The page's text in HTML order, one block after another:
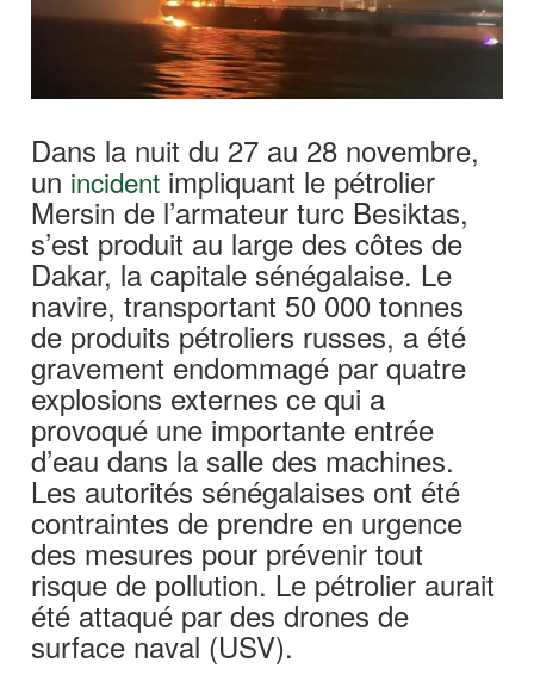
Dans la nuit du 27 au 28 novembre,
un incident impliquant le pétrolier
Mersin de l’armateur turc Besiktas,
s’est produit au large des côtes de
Dakar, la capitale sénégalaise. Le
navire, transportant 50 000 tonnes
de produits pétroliers russes, a été
gravement endommagé par quatre
explosions externes ce qui a
provoqué une importante entrée
d’eau dans la salle des machines.
Les autorités sénégalaises ont été
contraintes de prendre en urgence
des mesures pour prévenir tout
risque de pollution. Le pétrolier aurait
été attaqué par des drones de
surface naval (USV).